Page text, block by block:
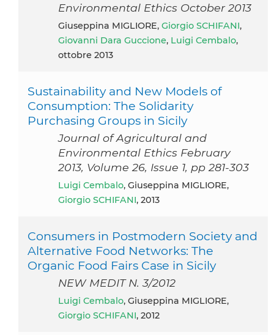
Environmental Ethics October 2013
Giuseppina MIGLIORE, Giorgio SCHIFANI,
Giovanni Dara Guccione, Luigi Cembalo,
ottobre 2013
Sustainability and New Models of
Consumption: The Solidarity
Purchasing Groups in Sicily
Journal of Agricultural and
Environmental Ethics February
2013, Volume 26, Issue 1, pp 281-303
Luigi Cembalo, Giuseppina MIGLIORE,
Giorgio SCHIFANI, 2013
Consumers in Postmodern Society and
Alternative Food Networks: The
Organic Food Fairs Case in Sicily
NEW MEDIT N. 3/2012
Luigi Cembalo, Giuseppina MIGLIORE,
Giorgio SCHIFANI, 2012